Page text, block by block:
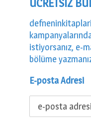
ÜCRETSİZ
istiyorsanız, e-
bölüme
E-posta Adresi